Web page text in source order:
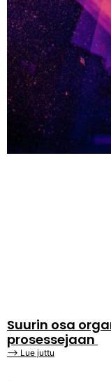
Suurin osa
prosessejaan
⟶ Lue juttu